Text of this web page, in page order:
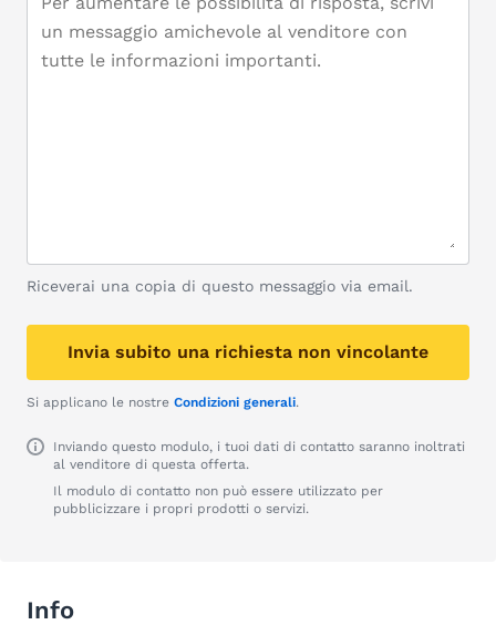
Riceverai una copia di questo messaggio via email.
Invia subito una richiesta non vincolante
Si applicano le nostre Condizioni generali.
Inviando questo modulo, i tuoi dati di contatto saranno inoltrati
al venditore di questa offerta.
Il modulo di contatto non può essere utilizzato per
pubblicizzare i propri prodotti o servizi.
Info